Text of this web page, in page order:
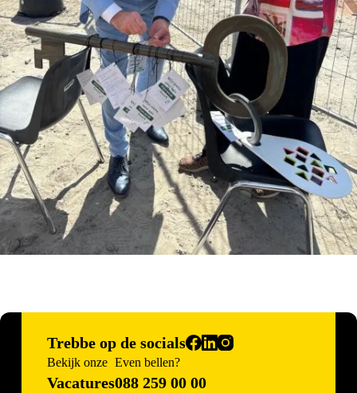
Trebbe op de socials
Bekijk onze
Vacatures
Even bellen?
088 259 00 00